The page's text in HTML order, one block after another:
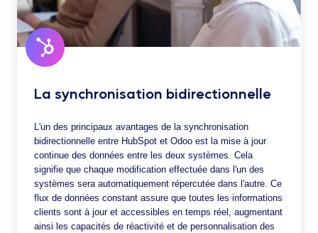
La synchronisation bidirectionnelle
L'un des principaux avantages de la synchronisation
bidirectionnelle entre HubSpot et Odoo est la mise à jour
continue des données entre les deux systèmes. Cela
signifie que chaque modification effectuée dans l'un des
systèmes sera automatiquement répercutée dans l'autre. Ce
flux de données constant assure que toutes les informations
clients sont à jour et accessibles en temps réel, augmentant
ainsi les capacités de réactivité et de personnalisation des